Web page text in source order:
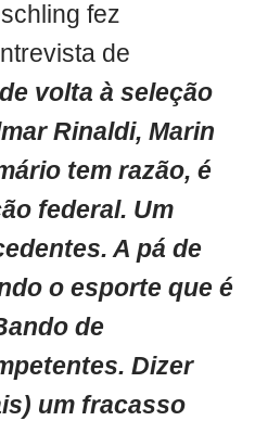
fez
de
volta à seleção
Rinaldi, Marin
tem razão, é
federal. Um
A pá de
o esporte que é
de
Dizer
um fracasso